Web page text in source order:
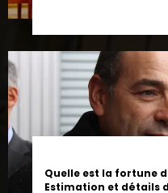
Quelle est la fortune
Estimation et détails